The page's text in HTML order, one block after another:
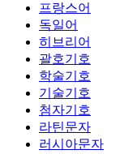
프랑스어
독일어
히브리어
괄호기호
학술기호
기술기호
첨자기호
라틴문자
러시아문자